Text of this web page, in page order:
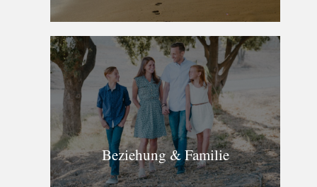
Beziehung & Familie